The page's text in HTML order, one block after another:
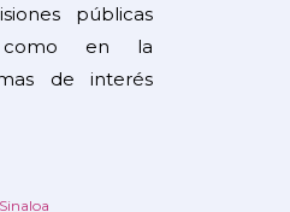
públicas
como en la
de interés